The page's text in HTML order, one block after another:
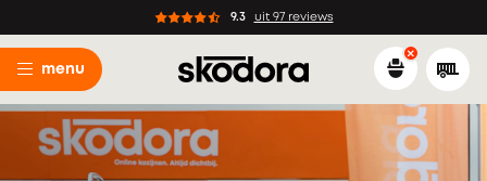
9.3 uit 97 reviews
menu